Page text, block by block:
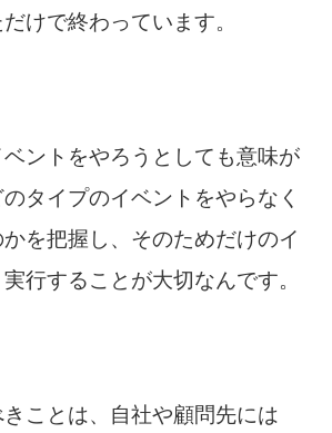
けで終わっています。
ントをやろうとしても意味が
タイプのイベントをやらなく
を把握し、そのためだけのイ
行することが大切なんです。
ことは、自社や顧問先には